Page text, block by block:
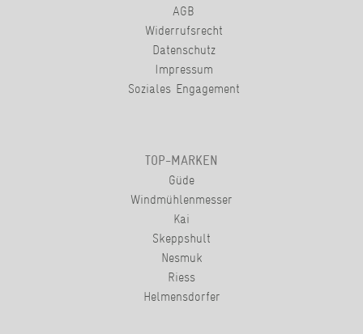
AGB
Widerrufsrecht
Datenschutz
Impressum
Soziales Engagement
TOP-MARKEN
Güde
Windmühlenmesser
Kai
Skeppshult
Nesmuk
Riess
Helmensdorfer